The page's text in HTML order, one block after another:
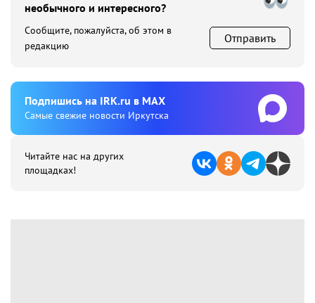
необычного и интересного?
Сообщите, пожалуйста, об этом в
редакцию
Отправить
Подпишиcь на IRK.ru в MAX
Cамые свежие новости Иркутска
Читайте нас на других
площадках!